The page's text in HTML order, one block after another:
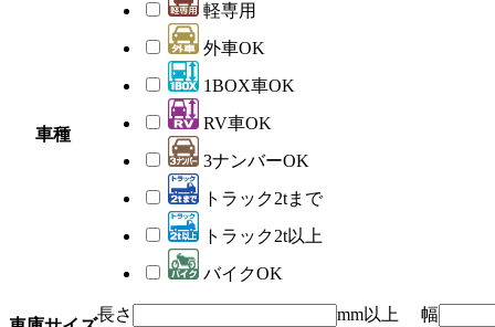
車種
軽専用
外車OK
1BOX車OK
RV車OK
3ナンバーOK
トラック2tまで
トラック2t以上
バイクOK
長さ mm以上 幅